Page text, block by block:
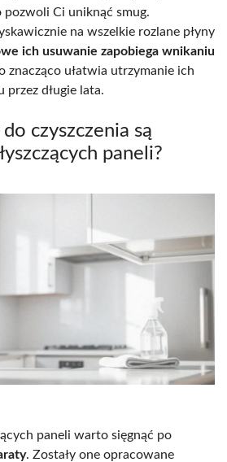
pozwoli Ci uniknąć smug.
na wszelkie rozlane płyny
ich usuwanie zapobiega wnikaniu
znacząco ułatwia utrzymanie ich
przez długie lata.
czyszczenia są
paneli?
paneli warto sięgnąć po
. Zostały one opracowane